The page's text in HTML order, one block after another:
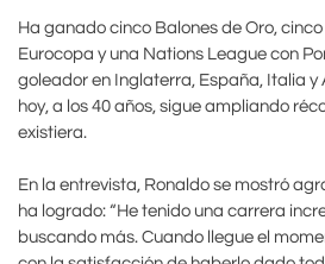
Ha ganado cinco Balones de Oro,
Eurocopa y una Nations League con
goleador en Inglaterra, España, Italia y
hoy, a los 40 años, sigue ampliando
existiera.
En la entrevista, Ronaldo se mostró
ha logrado: “He tenido una carrera
buscando más. Cuando llegue el